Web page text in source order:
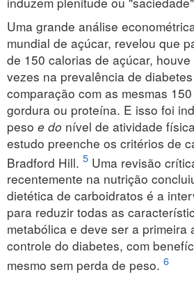
Uma grande análise
mundial de açúcar, revelou que
de 150 calorias de açúcar, houve
vezes na prevalência de
comparação com as mesmas
gordura ou proteína. E isso foi
peso e do nível de atividade
estudo preenche os critérios de
Bradford Hill. 5 Uma revisão
recentemente na nutrição
dietética de carboidratos é a
para reduzir todas as
metabólica e deve ser a primeira
controle do diabetes, com
mesmo sem perda de peso. 6